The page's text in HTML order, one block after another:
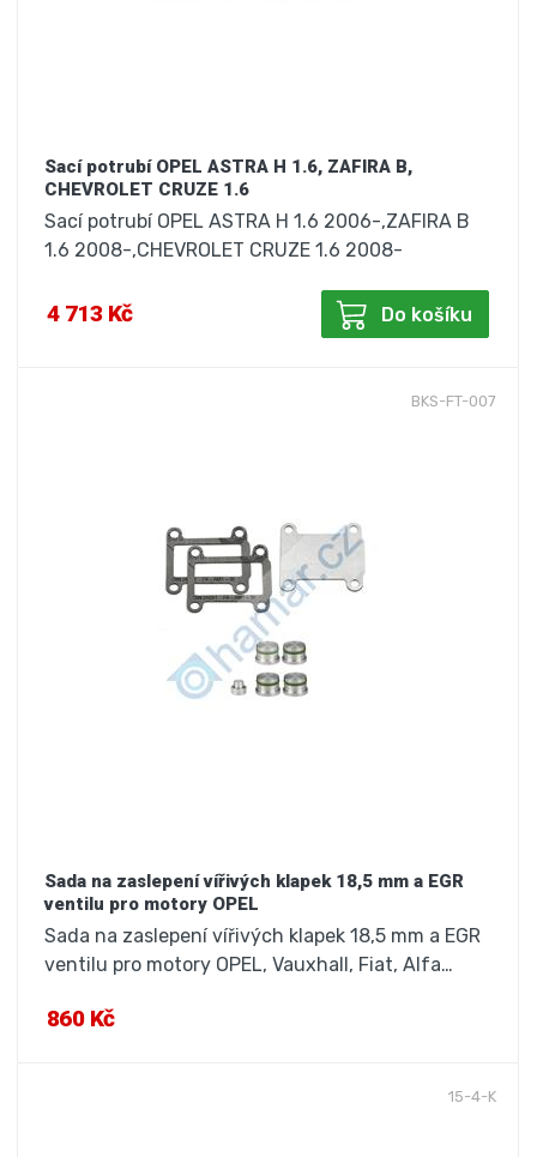
Sací potrubí OPEL ASTRA H 1.6, ZAFIRA B,
CHEVROLET CRUZE 1.6
Sací potrubí OPEL ASTRA H 1.6 2006-,ZAFIRA B
1.6 2008-,CHEVROLET CRUZE 1.6 2008-
4 713 Kč Do košíku
BKS-FT-007
Sada na zaslepení vířivých klapek 18,5 mm a EGR
ventilu pro motory OPEL
Sada na zaslepení vířivých klapek 18,5 mm a EGR
ventilu pro motory OPEL, Vauxhall, Fiat, Alfa…
860 Kč
15-4-K